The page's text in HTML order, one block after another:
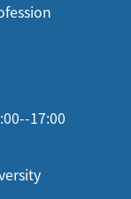
17:00